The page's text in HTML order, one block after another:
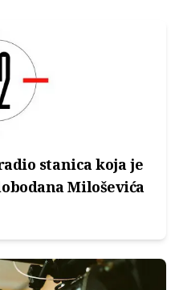
stanica koja je
Miloševića